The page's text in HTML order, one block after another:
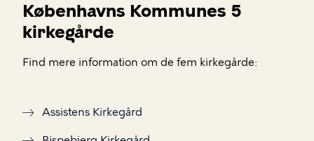
Københavns Kommunes 5
kirkegårde
Find mere information om de fem kirkegårde:
Assistens Kirkegård